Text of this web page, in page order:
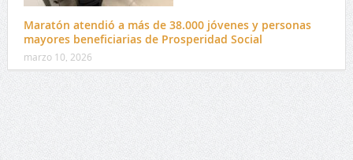
Maratón atendió a más de 38.000 jóvenes y personas
mayores beneficiarias de Prosperidad Social
marzo 10, 2026